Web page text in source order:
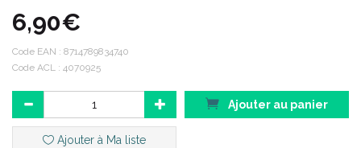
Soulagement efficace des dents sensibles.
Sensation immédiate de couche protectrice.
D' où vient la douleur causée par les dents sensibles ?
La récession des gencives et les dommages au niveau de votre
émail peuvent exposer des milliers de canaux microscopiques,
conduisant au centre nerveux de votre dent. Lorsque vos dents
6,90€
Code EAN : 8714789834740
Code ACL : 4070925
Ajouter au panier
Ajouter à Ma liste